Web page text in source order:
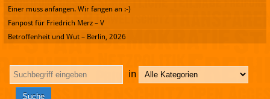
Einer muss anfangen. Wir fangen an :-)
Fanpost für Friedrich Merz – V
Betroffenheit und Wut – Berlin, 2026
in